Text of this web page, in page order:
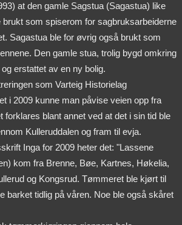
at den gamle Sagstua (Sagastua) like
brukt som spiserom for sagbruksarbeiderne
Sagastua ble for øvrig også brukt som
Den gamle stua, trolig bygd omkring
erstattet av en ny bolig.
som Varteig Historielag
i 2009 kunne man påvise veien opp fra
forklares blant annet ved at det i sin tid ble
Kulleruddalen og fram til evja.
Inga for 2009 heter det: "Lassene
kom fra Brenne, Bøe, Kartnes, Høkelia,
og Kongsrud. Tømmeret ble kjørt til
barket tidlig på våren. Noe ble også skåret